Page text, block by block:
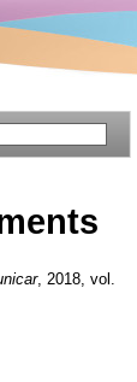
, 2018, vol.